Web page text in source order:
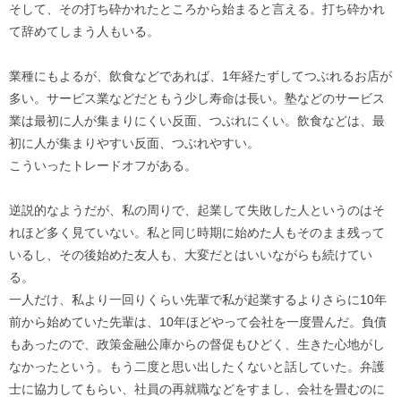
そして、その打ち砕かれたところから始まると言える。打ち砕かれ
て辞めてしまう人もいる。
業種にもよるが、飲食などであれば、1年経たずしてつぶれるお店が
多い。サービス業などだともう少し寿命は長い。塾などのサービス
業は最初に人が集まりにくい反面、つぶれにくい。飲食などは、最
初に人が集まりやすい反面、つぶれやすい。
こういったトレードオフがある。
逆説的なようだが、私の周りで、起業して失敗した人というのはそ
れほど多く見ていない。私と同じ時期に始めた人もそのまま残って
いるし、その後始めた友人も、大変だとはいいながらも続けてい
る。
一人だけ、私より一回りくらい先輩で私が起業するよりさらに10年
前から始めていた先輩は、10年ほどやって会社を一度畳んだ。負債
もあったので、政策金融公庫からの督促もひどく、生きた心地がし
なかったという。もう二度と思い出したくないと話していた。弁護
士に協力してもらい、社員の再就職などをすまし、会社を畳むのに